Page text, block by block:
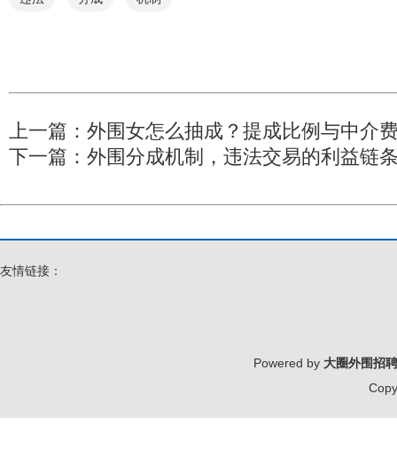
上一篇： 外围女怎么抽成？提成比例与中介
下一篇： 外围分成机制，违法交易的利益链
友情链接：
Powered by 大圈外围招